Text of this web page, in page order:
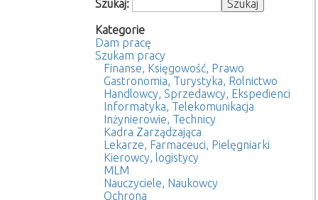
Szukaj:
Kategorie
Dam pracę
Szukam pracy
Finanse, Księgowość, Prawo
Gastronomia, Turystyka, Rolnictwo
Handlowcy, Sprzedawcy, Ekspedienci
Informatyka, Telekomunikacja
Inżynierowie, Technicy
Kadra Zarządzająca
Lekarze, Farmaceuci, Pielęgniarki
Kierowcy, logistycy
MLM
Nauczyciele, Naukowcy
Ochrona